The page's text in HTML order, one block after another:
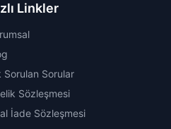
Linkler
Sorulan Sorular
Sözleşmesi
İade Sözleşmesi